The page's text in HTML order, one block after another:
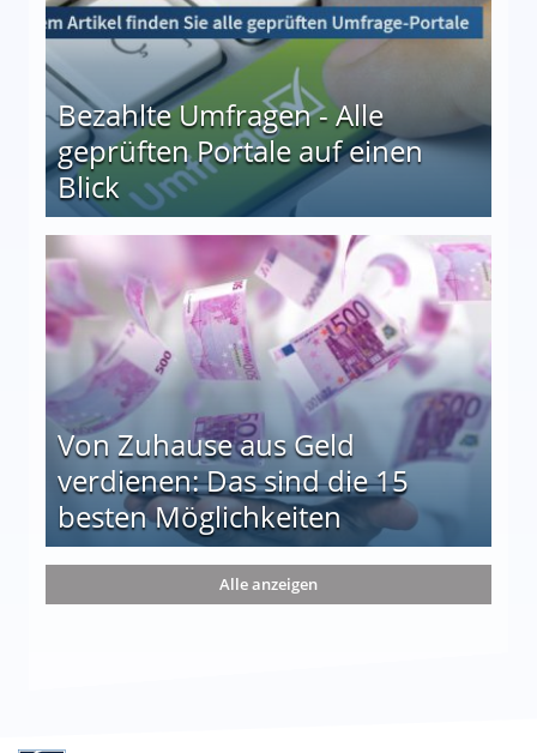
Bezahlte Umfragen - Alle
geprüften Portale auf einen
Blick
auf einen Blick
Von Zuhause aus Geld
verdienen: Das sind die 15
besten Möglichkeiten
die 15 besten Möglichkeiten
Alle anzeigen